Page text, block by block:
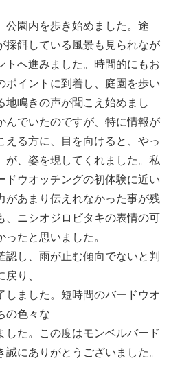
公園内を歩き始めました。途
採餌している風景も見られなが
トへ進みました。時間的にもお
ポイントに到着し、庭園を歩い
地鳴きの声が聞こえ始めまし
んでいたのですが、特に情報が
える方に、目を向けると、やっ
が、姿を現してくれました。私
ドウオッチングの初体験に近い
があまり伝えれなかった事が残
、ニシオジロビタキの表情の可
たと思いました。
認し、雨が止む傾向でないと判
り、
しました。短時間のバードウオ
の色々な
した。この度はモンベルバード
にありがとうございました。